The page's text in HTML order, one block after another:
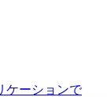
ケーションで